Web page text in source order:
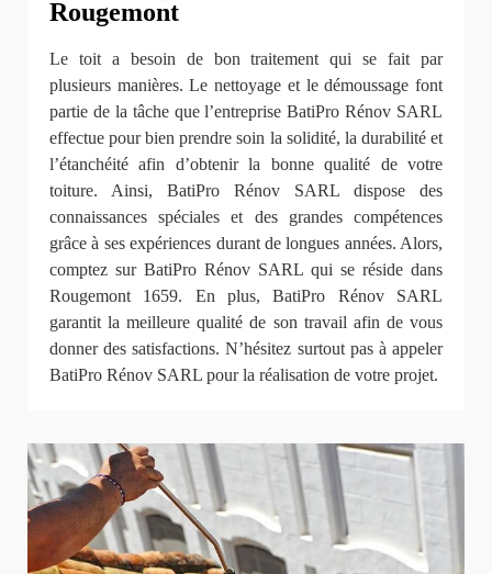
Rougemont
Le toit a besoin de bon traitement qui se fait par
plusieurs manières. Le nettoyage et le démoussage font
partie de la tâche que l’entreprise BatiPro Rénov SARL
effectue pour bien prendre soin la solidité, la durabilité et
l’étanchéité afin d’obtenir la bonne qualité de votre
toiture. Ainsi, BatiPro Rénov SARL dispose des
connaissances spéciales et des grandes compétences
grâce à ses expériences durant de longues années. Alors,
comptez sur BatiPro Rénov SARL qui se réside dans
Rougemont 1659. En plus, BatiPro Rénov SARL
garantit la meilleure qualité de son travail afin de vous
donner des satisfactions. N’hésitez surtout pas à appeler
BatiPro Rénov SARL pour la réalisation de votre projet.